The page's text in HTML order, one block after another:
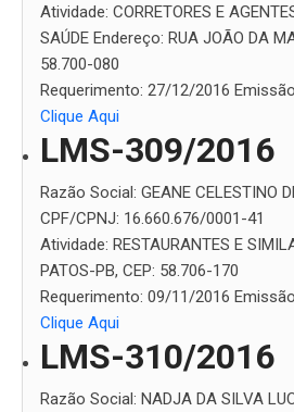
Atividade: CORRETORES E
SAÚDE Endereço: RUA JOÃO DA
58.700-080
Requerimento: 27/12/2016
Clique Aqui
LMS-309/2016
Razão Social: GEANE CELESTINO
CPF/CPNJ: 16.660.676/0001-41
Atividade: RESTAURANTES E
PATOS-PB, CEP: 58.706-170
Requerimento: 09/11/2016
Clique Aqui
LMS-310/2016
Razão Social: NADJA DA SILVA